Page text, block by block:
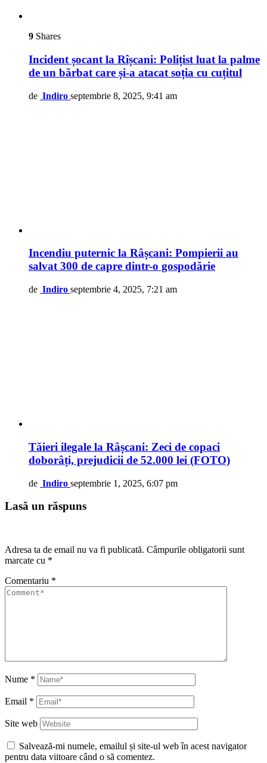
9 Shares
Incident șocant la Rîșcani: Polițist luat la palme
de un bărbat care și-a atacat soția cu cuțitul
de Indiro septembrie 8, 2025, 9:41 am
Incendiu puternic la Râșcani: Pompierii au
salvat 300 de capre dintr-o gospodărie
de Indiro septembrie 4, 2025, 7:21 am
Tăieri ilegale la Râșcani: Zeci de copaci
doborâți, prejudicii de 52.000 lei (FOTO)
de Indiro septembrie 1, 2025, 6:07 pm
Lasă un răspuns
Adresa ta de email nu va fi publicată. Câmpurile obligatorii sunt
marcate cu *
Comentariu *
Nume *
Email *
Site web
Salvează-mi numele, emailul și site-ul web în acest navigator
pentru data viitoare când o să comentez.